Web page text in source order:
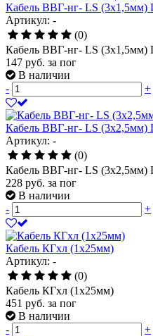
Кабель ВВГ-нг- LS (3х1,5мм)
Артикул: -
(0)
Кабель ВВГ-нг- LS (3х1,5мм)
147 руб. за пог
В наличии
-
+
Кабель ВВГ-нг- LS (3х2,5мм)
Артикул: -
(0)
Кабель ВВГ-нг- LS (3х2,5мм)
228 руб. за пог
В наличии
-
+
Кабель КГхл (1х25мм)
Артикул: -
(0)
Кабель КГхл (1х25мм)
451 руб. за пог
В наличии
-
+